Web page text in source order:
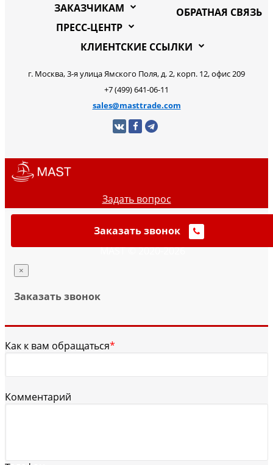
ОБРАТНАЯ СВЯЗЬ
ЗАКАЗЧИКАМ
ПРЕСС-ЦЕНТР
КЛИЕНТСКИЕ ССЫЛКИ
г. Москва, 3-я улица Ямского Поля, д. 2, корп. 12, офис 209
+7 (499) 641-06-11
sales@masttrade.com
Задать вопрос
Заказать звонок
MAST © 2020-2026
×
Заказать звонок
Как к вам обращаться*
Комментарий